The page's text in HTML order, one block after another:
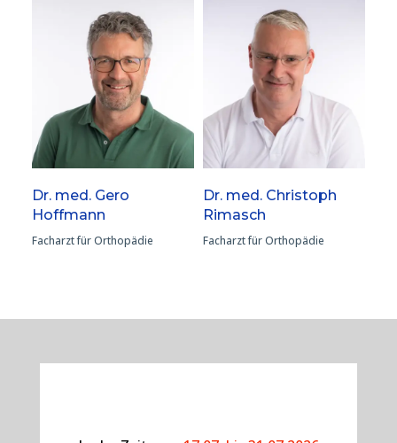
Dr. med. Gero
Hoffmann
Facharzt für Orthopädie
Dr. med. Christoph
Rimasch
Facharzt für Orthopädie